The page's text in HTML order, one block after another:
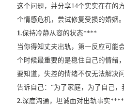
这个问题，并分享14个实实在在的
个情感危机，尝试修复受损的婚姻。
1.保持冷静从容的状态****
当你得知丈夫出轨，第一反应可能
个时候最重要的是稳住自己的情绪
要知道，失控的情绪不仅无法解决
告诉自己：“为了家庭，为了自己，
2.深度沟通，坦诚面对出轨事实****